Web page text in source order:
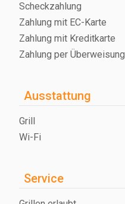
Scheckzahlung
Zahlung mit EC-Karte
Zahlung mit Kreditkarte
Zahlung per Überweisung
Ausstattung
Grill
Wi-Fi
Service